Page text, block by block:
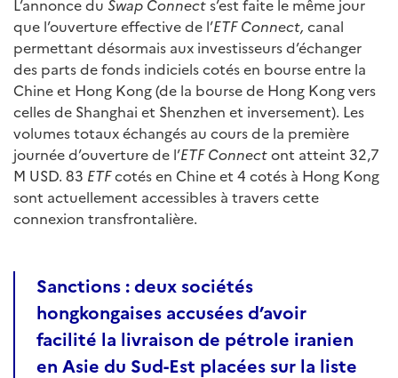
L’annonce du Swap Connects’est faite le même jour
que l’ouverture effective de l’ETF Connect, canal
permettant désormais aux investisseurs d’échanger
des parts de fonds indiciels cotés en bourse entre la
Chine et Hong Kong (de la bourse de Hong Kong vers
celles de Shanghai et Shenzhen et inversement). Les
volumes totaux échangés au cours de la première
journée d’ouverture de l’ETF Connectont atteint 32,7
M USD. 83 ETFcotés en Chine et 4 cotés à Hong Kong
sont actuellement accessibles à travers cette
connexion transfrontalière.
Sanctions : deux sociétés
hongkongaises accusées d’avoir
facilité la livraison de pétrole iranien
en Asie du Sud-Est placées sur la liste